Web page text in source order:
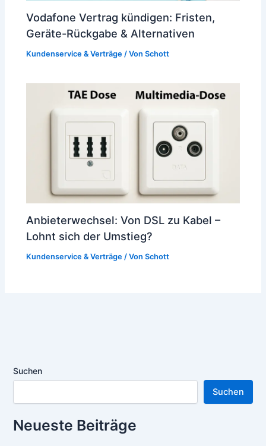
Vodafone Vertrag kündigen: Fristen,
Geräte-Rückgabe & Alternativen
Kundenservice & Verträge / VonSchott
Anbieterwechsel: Von DSL zu Kabel –
Lohnt sich der Umstieg?
Kundenservice & Verträge / VonSchott
Suchen
Suchen
Neueste Beiträge